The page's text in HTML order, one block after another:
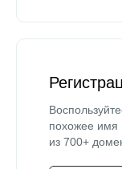
похожее имя
из 700+